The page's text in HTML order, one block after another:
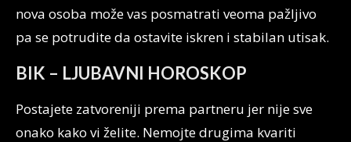
nova osoba može vas posmatrati veoma pažljivo
pa se potrudite da ostavite iskren i stabilan utisak.
BIK – LJUBAVNI HOROSKOP
Postajete zatvoreniji prema partneru jer nije sve
onako kako vi želite. Nemojte drugima kvariti